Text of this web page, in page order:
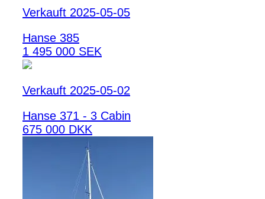
Verkauft 2025-05-05
Hanse 385
1 495 000 SEK
Verkauft 2025-05-02
Hanse 371 - 3 Cabin
675 000 DKK